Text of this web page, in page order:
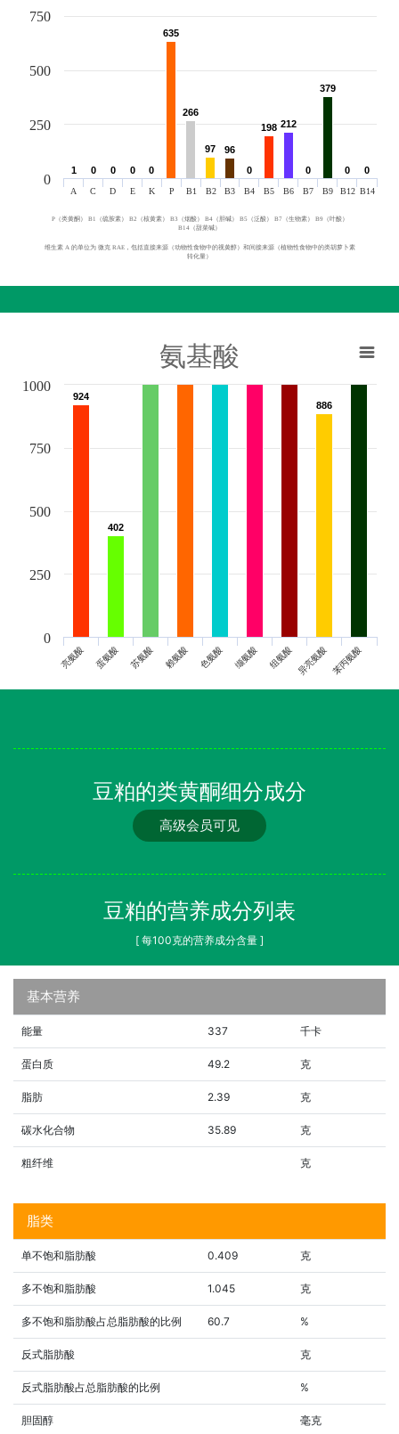
1
1 0
0 0
0 0
0 0
0
635
635
266
266
97
97 96
96
0
0
198
198 212
212
0
0
379
379
0
0 0
0
A C D E K P B1 B2 B3 B4 B5 B6 B7 B9 B12 B14
0
250
500
750
P（类黄酮） B1（硫胺素） B2（核黄素） B3（烟酸） B4（胆碱） B5（泛酸） B7（生物素） B9（叶酸）
B14（甜菜碱）
维生素 A 的单位为 微克 RAE，包括直接来源（动物性食物中的视黄醇）和间接来源（植物性食物中的类胡萝卜素
转化量）
氨基酸
924
924
402
402
886
886
亮氨酸 蛋氨酸 苏氨酸 赖氨酸 色氨酸 缬氨酸 组氨酸 异亮氨酸苯丙氨酸
0
250
500
750
1000
豆粕的类黄酮细分成分
高级会员可见
豆粕的营养成分列表
[ 每100克的营养成分含量 ]
基本营养
能量 337 千卡
蛋白质 49.2 克
脂肪 2.39 克
碳水化合物 35.89 克
粗纤维 克
脂类
单不饱和脂肪酸 0.409 克
多不饱和脂肪酸 1.045 克
多不饱和脂肪酸占总脂肪酸的比例 60.7 %
反式脂肪酸 克
反式脂肪酸占总脂肪酸的比例 %
胆固醇 毫克